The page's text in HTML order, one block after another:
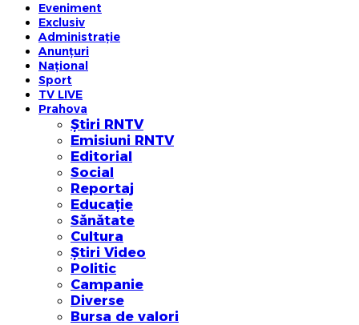
Eveniment
Exclusiv
Administrație
Anunțuri
Național
Sport
TV LIVE
Prahova
Știri RNTV
Emisiuni RNTV
Editorial
Social
Reportaj
Educație
Sănătate
Cultura
Știri Video
Politic
Campanie
Diverse
Bursa de valori